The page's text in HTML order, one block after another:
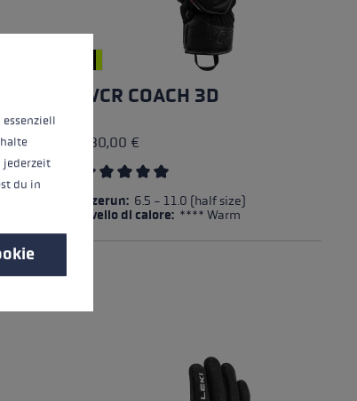
WCR COACH 3D
180,00 €
Valutazione media di 5 su 5 stelle
Sizerun: 6.5 - 11.0 (half size)
Livello di calore: **** Warm
essenziell
jederzeit
du in